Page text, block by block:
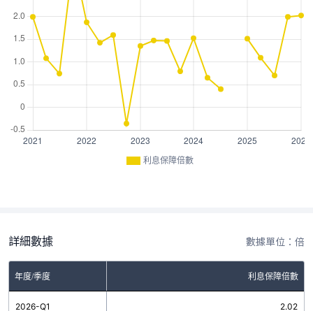
利息保障倍數
詳細數據 數據單位：倍
年度/季度 利息保障倍數
2026-Q1 2.02